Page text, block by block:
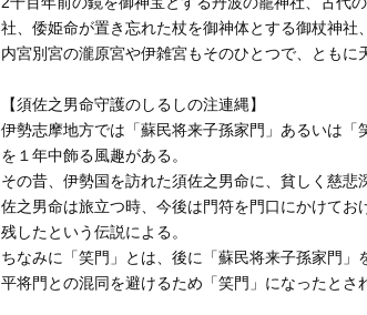
社、倭姫命が置き忘れた杖を御神体とする御杖神社
内宮別宮の瀧原宮や伊雑宮もそのひとつで、ともに
【須佐之男命守護のしるしの注連縄】
伊勢志摩地方では「蘇民将来子孫家門」あるいは「
を１年中飾る風趣がある。
その昔、伊勢国を訪れた須佐之男命に、貧しく慈悲
佐之男命は旅立つ時、今後は門符を門口にかけてお
残したという伝説による。
ちなみに「笑門」とは、後に「蘇民将来子孫家門」
平将門との混同を避けるため「笑門」になったとさ